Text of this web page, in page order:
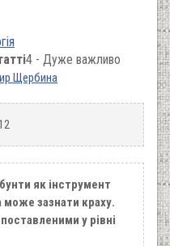
4 - Дуже важливо
Щербина
як інструмент
зазнати краху.
у рівні